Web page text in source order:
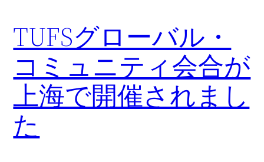
TUFSグローバル・
コミュニティ会合が
上海で開催されまし
た